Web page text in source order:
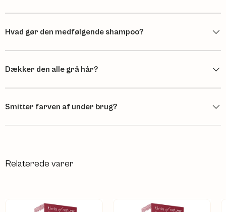
Hvad gør den medfølgende shampoo?
Dækker den alle grå hår?
Smitter farven af under brug?
Relaterede varer